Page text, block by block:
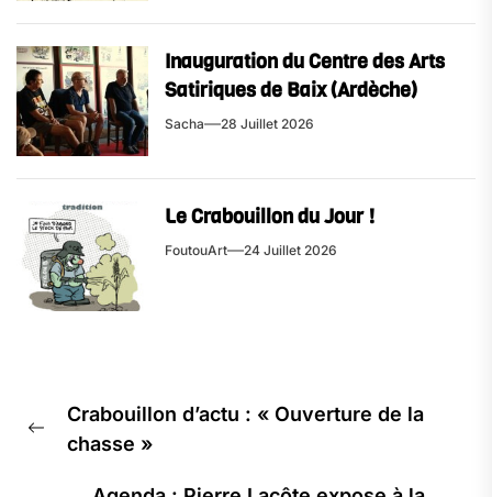
Inauguration du Centre des Arts
Satiriques de Baix (Ardèche)
Sacha 28 Juillet 2026
Le Crabouillon du Jour !
FoutouArt 24 Juillet 2026
de
l’article
Previous
Crabouillon d’actu : « Ouverture de la
chasse »